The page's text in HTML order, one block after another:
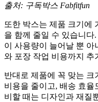
출처: 구독박스 Fabfitfun
또한 박스는 제품 크기에
을 함께 줄일 수 있습니다
이 사용량이 늘어날 뿐 아
와 포장 작업 비용까지 추
반대로 제품에 꼭 맞는 크
비용을 줄이고, 배송 효율
비할 때는 디자인과 재질